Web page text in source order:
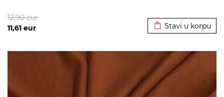
11,61 eur
12,90eur
Stavi u korpu